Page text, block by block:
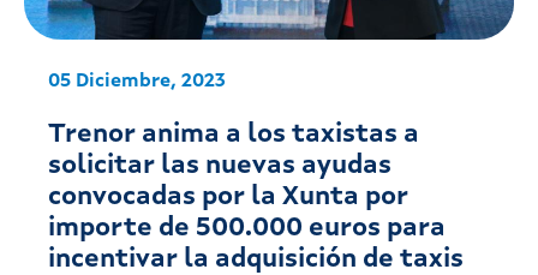
05 Diciembre, 2023
Trenor anima a los taxistas a
solicitar las nuevas ayudas
convocadas por la Xunta por
importe de 500.000 euros para
incentivar la adquisición de taxis